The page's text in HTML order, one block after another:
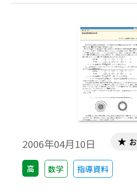
気も削がれてしまうかもし
でも，そんなことはない。
ちているのだ。しかし，な
れない人もいるので，今日
紹介したい。使う数学は「
と「確率分布」（数学B）で
2006年04月10日
高 数学 指導資料